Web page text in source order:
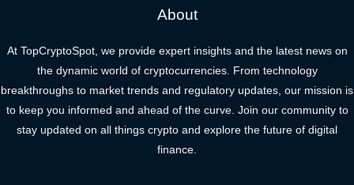
About
At TopCryptoSpot, we provide expert insights and the latest news on
the dynamic world of cryptocurrencies. From technology
breakthroughs to market trends and regulatory updates, our mission is
to keep you informed and ahead of the curve. Join our community to
stay updated on all things crypto and explore the future of digital
finance.